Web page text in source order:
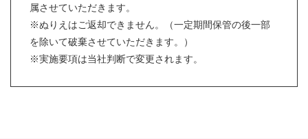
属させていただきます。
※ぬりえはご返却できません。（一定期間保管の後一部
を除いて破棄させていただきます。）
※実施要項は当社判断で変更されます。